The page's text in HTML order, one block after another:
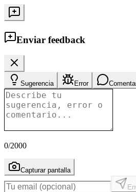
Enviar feedback
Sugerencia Error
0/2000
Capturar pantalla